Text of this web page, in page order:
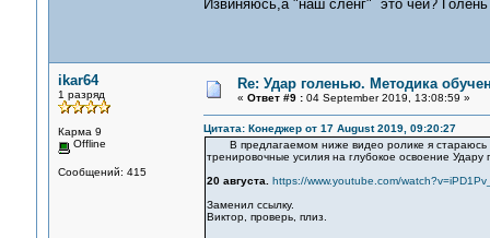
Извиняюсь,а "наш сленг" это чей?
ikar64
1 разряд
Карма 9
Offline
Сообщений: 415
Re: Удар голенью. Методика
« Ответ #9 :04 September 2019, 13:08:59 »
Цитата: Конеджер от 17 August 2019, 09:20:27
В предлагаемом ниже видео ролике я стараюсь
тренировочные усилия на глубокое освоение Удару
20 августа.
https://www.youtube.com/
Заменил ссылку.
Виктор, проверь, плиз.